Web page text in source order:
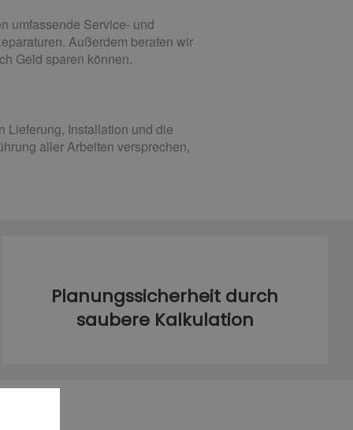
umfassende Service- und
Außerdem beraten wir
Geld sparen können.
Lieferung, Installation und die
aller Arbeiten versprechen,
Planungssicherheit durch
saubere Kalkulation